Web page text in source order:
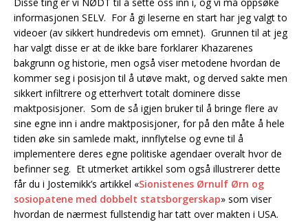
informasjonen SELV. For å gi leserne en start har jeg valgt to
videoer (av sikkert hundredevis om emnet). Grunnen til at jeg
har valgt disse er at de ikke bare forklarer Khazarenes
bakgrunn og historie, men også viser metodene hvordan de
kommer seg i posisjon til å utøve makt, og derved sakte men
sikkert infiltrere og etterhvert totalt dominere disse
maktposisjoner. Som de så igjen bruker til å bringe flere av
sine egne inn i andre maktposisjoner, for på den måte å hele
tiden øke sin samlede makt, innflytelse og evne til å
implementere deres egne politiske agendaer overalt hvor de
befinner seg. Et utmerket artikkel som også illustrerer dette
får du i Jostemikk’s artikkel «Sionistenes Ørnulf Ørn og
sosiopatene med dobbelt statsborgerskap» som viser
hvordan de nærmest fullstendig har tatt over makten i USA.